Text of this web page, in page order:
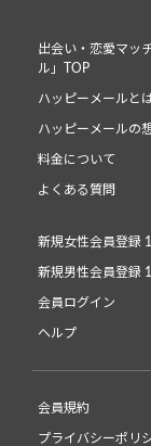
出会い・恋愛マッ
ル」TOP
ハッピーメールと
ハッピーメールの
料金について
よくある質問
新規女性会員登録
新規男性会員登録
会員ログイン
ヘルプ
会員規約
プライバシーポリ